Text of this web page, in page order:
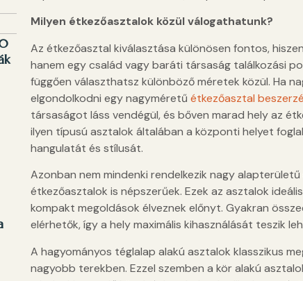
Milyen étkezőasztalok közül válogathatunk?
Az étkezőasztal kiválasztása különösen fontos,
hanem egy család vagy baráti társaság találkozási
függően választhatsz különböző méretek közül. Ha
elgondolkodni egy nagyméretű étkezőasztal
társaságot láss vendégül, és bőven marad hely az
ilyen típusú asztalok általában a központi helyet
hangulatát és stílusát.
Azonban nem mindenki rendelkezik nagy
étkezőasztalok is népszerűek. Ezek az asztalok
kompakt megoldások élveznek előnyt. Gyakran
elérhetők, így a hely maximális kihasználását teszik
A hagyományos téglalap alakú asztalok klasszikus
nagyobb terekben. Ezzel szemben a kör alakú